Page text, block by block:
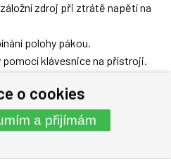
zdroj při ztrátě napětí na
polohy pákou.
klávesnice na přístroji.
časovačů (MFT, DTT,
stavu přepínače na dveřích
o cookies
a přijímám